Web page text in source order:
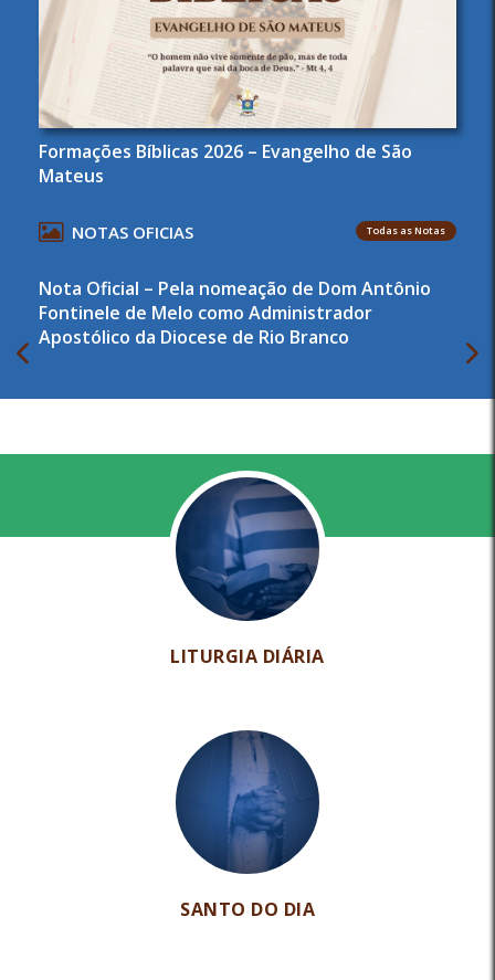
Formações Bíblicas 2026 – Evangelho de São
Mateus
NOTAS OFICIAS Todas as Notas
Nota Oficial – Pela nomeação de Dom Antônio
Fontinele de Melo como Administrador
Apostólico da Diocese de Rio Branco
LITURGIA DIÁRIA
SANTO DO DIA